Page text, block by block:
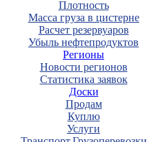
Плотность
Масса груза в цистерне
Расчет резервуаров
Убыль нефтепродуктов
Регионы
Новости регионов
Статистика заявок
Доски
Продам
Куплю
Услуги